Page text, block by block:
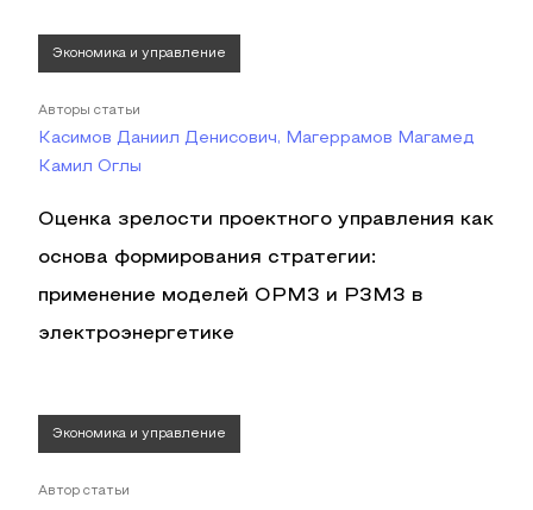
Экономика и управление
Авторы статьи
Касимов Даниил Денисович, Магеррамов Магамед
Камил Оглы
Оценка зрелости проектного управления как
основа формирования стратегии:
применение моделей OPM3 и P3M3 в
электроэнергетике
Экономика и управление
Автор статьи